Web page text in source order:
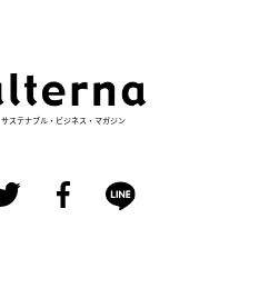
サステナブル・ビジネス・マガジン